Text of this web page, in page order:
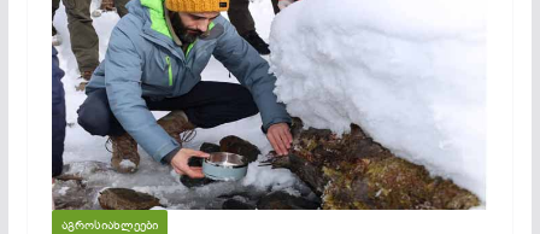
ᲐᲒᲠᲝᲡᲘᲐᲮᲚᲔᲔᲑᲘ